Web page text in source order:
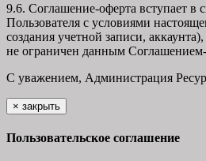
9.6. Соглашение-оферта вступает в
Пользователя с условиями
создания учетной записи,
не ограничен данным
С уважением, Администрация
× закрыть
Пользовательское соглашение